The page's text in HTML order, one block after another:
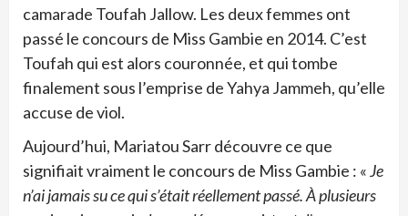
camarade Toufah Jallow. Les deux femmes ont
passé le concours de Miss Gambie en 2014. C’est
Toufah qui est alors couronnée, et qui tombe
finalement sous l’emprise de Yahya Jammeh, qu’elle
accuse de viol.
Aujourd’hui, Mariatou Sarr découvre ce que
signifiait vraiment le concours de Miss Gambie : «Je
n’ai jamais su ce qui s’était réellement passé. À plusieurs